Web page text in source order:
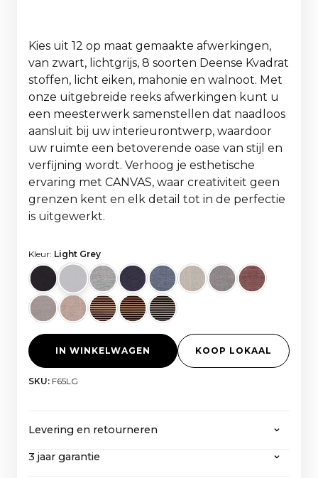
Kies uit 12 op maat gemaakte afwerkingen,
van zwart, lichtgrijs, 8 soorten Deense Kvadrat
stoffen, licht eiken, mahonie en walnoot. Met
onze uitgebreide reeks afwerkingen kunt u
een meesterwerk samenstellen dat naadloos
aansluit bij uw interieurontwerp, waardoor
uw ruimte een betoverende oase van stijl en
verfijning wordt. Verhoog je esthetische
ervaring met CANVAS, waar creativiteit geen
grenzen kent en elk detail tot in de perfectie
is uitgewerkt.
Kleur: Light Grey
IN WINKELWAGEN KOOP LOKAAL
SKU: F65LG
Levering en retourneren
CANVAS biedt gratis verzending op alle
3 jaar garantie